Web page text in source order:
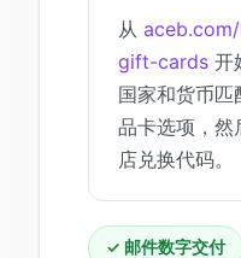
从
gift-cards 开
国家和货币
品卡选项，
店兑换代码。
✓ 邮件数字交付